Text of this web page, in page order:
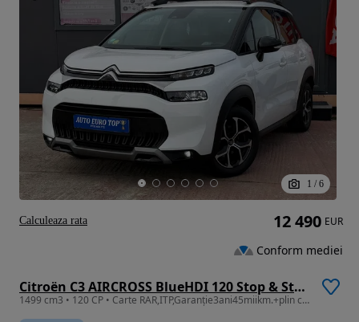
1 / 6
Citroën C3 AIRCROSS BlueHDI 120 Stop & Start EAT6 SHINE PACK
1499 cm3 • 120 CP • Carte RAR,ITP,Garanție3ani45miikm.+plin combustibil+revizie+NR ROSII
12 490 EUR
Conform mediei
Calculeaza rata